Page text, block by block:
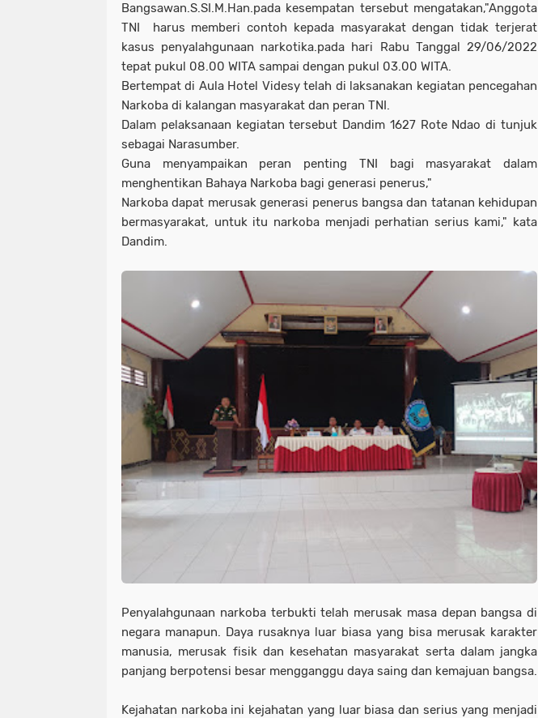
Bangsawan.S.SI.M.Han.pada kesempatan tersebut mengatakan,"Anggota
TNI harus memberi contoh kepada masyarakat dengan tidak terjerat
kasus penyalahgunaan narkotika.pada hari Rabu Tanggal 29/06/2022
tepat pukul 08.00 WITA sampai dengan pukul 03.00 WITA.
Bertempat di Aula Hotel Videsy telah di laksanakan kegiatan pencegahan
Narkoba di kalangan masyarakat dan peran TNI.
Dalam pelaksanaan kegiatan tersebut Dandim 1627 Rote Ndao di tunjuk
sebagai Narasumber.
Guna menyampaikan peran penting TNI bagi masyarakat dalam
menghentikan Bahaya Narkoba bagi generasi penerus,"
Narkoba dapat merusak generasi penerus bangsa dan tatanan kehidupan
bermasyarakat, untuk itu narkoba menjadi perhatian serius kami," kata
Dandim.
Penyalahgunaan narkoba terbukti telah merusak masa depan bangsa di
negara manapun. Daya rusaknya luar biasa yang bisa merusak karakter
manusia, merusak fisik dan kesehatan masyarakat serta dalam jangka
panjang berpotensi besar mengganggu daya saing dan kemajuan bangsa.
Kejahatan narkoba ini kejahatan yang luar biasa dan serius yang menjadi